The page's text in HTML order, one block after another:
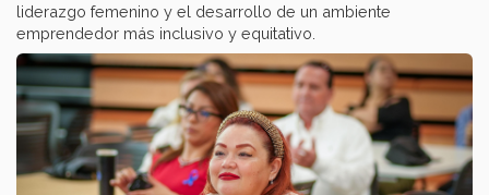
liderazgo femenino y el desarrollo de un ambiente
emprendedor más inclusivo y equitativo. ​